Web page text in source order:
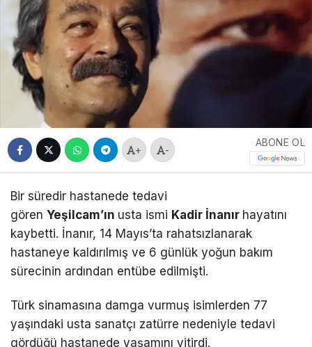
+ -
ABONE OL
Bir süredir hastanede tedavi
gören Yeşilcam’ın usta ismi Kadir İnanır hayatını
kaybetti. İnanır, 14 Mayıs’ta rahatsızlanarak
hastaneye kaldırılmış ve 6 günlük yoğun bakım
sürecinin ardından entübe edilmişti.
Türk sinamasına damga vurmuş isimlerden 77
yaşındaki usta sanatçı zatürre nedeniyle tedavi
gördüğü hastanede yaşamını yitirdi.